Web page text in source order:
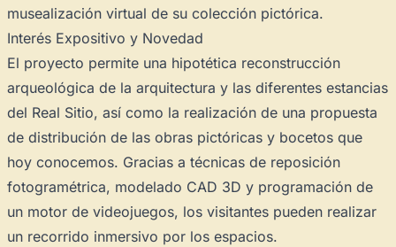
musealización virtual de su colección pictórica.
Interés Expositivo y Novedad
El proyecto permite una hipotética reconstrucción
arqueológica de la arquitectura y las diferentes estancias
del Real Sitio, así como la realización de una propuesta
de distribución de las obras pictóricas y bocetos que
hoy conocemos. Gracias a técnicas de reposición
fotogramétrica, modelado CAD 3D y programación de
un motor de videojuegos, los visitantes pueden realizar
un recorrido inmersivo por los espacios.